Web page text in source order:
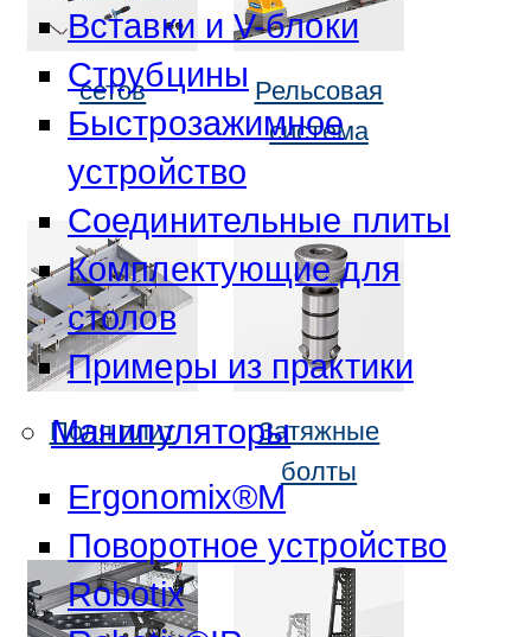
Вставки и V-блоки
Струбцины
Быстрозажимное
устройство
Соединительные плиты
Комплектующие для
столов
Примеры из практики
Манипуляторы
Ergonomix®M
Поворотное устройство
Robotix
сетов
Рельсовая
система
Поля плит
Затяжные
болты